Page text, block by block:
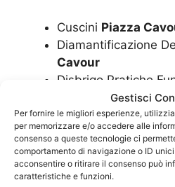
Gestisci
Per fornire le migliori esperienze,
per memorizzare e/o accedere alle
consenso a queste tecnologie ci
comportamento di navigazione o ID
acconsentire o ritirare il consenso può
caratteristiche e funzioni.
Cuscini Piazza
Diamantificazione
Cavour
Disbrigo Pratiche
Dispersione Ceneri
Documentazione
Cavour
Estumulazione